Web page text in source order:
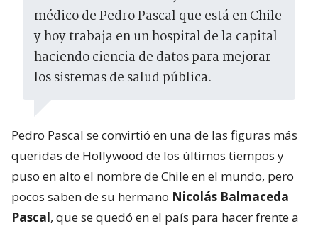
médico de Pedro Pascal que está en Chile
y hoy trabaja en un hospital de la capital
haciendo ciencia de datos para mejorar
los sistemas de salud pública.
Pedro Pascal se convirtió en una de las figuras más
queridas de Hollywood de los últimos tiempos y
puso en alto el nombre de Chile en el mundo, pero
pocos saben de su hermano Nicolás Balmaceda
Pascal, que se quedó en el país para hacer frente a